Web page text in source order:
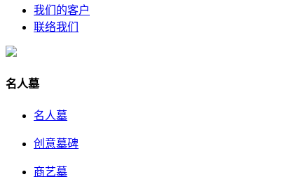
我们的客户
联络我们
名人墓
名人墓
创意墓碑
商艺墓